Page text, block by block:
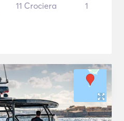
11 Crociera 1